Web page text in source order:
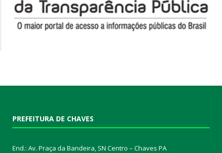
PREFEITURA DE CHAVES
End.: Av. Praça da Bandeira, SN Centro – Chaves PA